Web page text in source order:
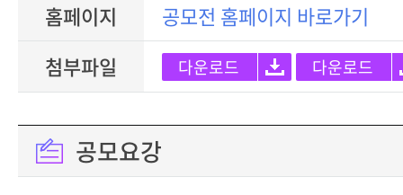
홈페이지
공모전 홈페이지 바로가기
첨부파일
다운로드 다운로드
공모요강